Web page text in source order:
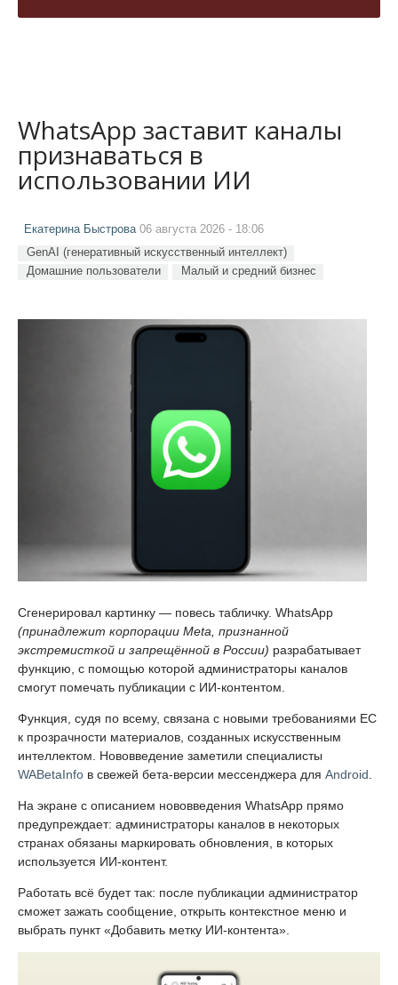
WhatsApp заставит каналы
признаваться в
использовании ИИ
Екатерина Быстрова 06 августа 2026 - 18:06
GenAI (генеративный искусственный интеллект)
Домашние пользователи
Малый и средний бизнес
Сгенерировал картинку — повесь табличку. WhatsApp
(принадлежит корпорации Meta, признанной
экстремисткой и запрещённой в России) разрабатывает
функцию, с помощью которой администраторы каналов
смогут помечать публикации с ИИ-контентом.
Функция, судя по всему, связана с новыми требованиями ЕС
к прозрачности материалов, созданных искусственным
интеллектом. Нововведение заметили специалисты
WABetaInfo в свежей бета-версии мессенджера для Android
На экране с описанием нововведения WhatsApp прямо
предупреждает: администраторы каналов в некоторых
странах обязаны маркировать обновления, в которых
используется ИИ-контент.
Работать всё будет так: после публикации администратор
сможет зажать сообщение, открыть контекстное меню и
выбрать пункт «Добавить метку ИИ-контента».